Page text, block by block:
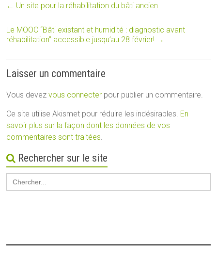
← Un site pour la réhabilitation du bâti ancien
Le MOOC “Bâti existant et humidité : diagnostic avant
réhabilitation” accessible jusqu’au 28 février! →
Laisser un commentaire
Vous devezvous connecter pour publier un commentaire.
Ce site utilise Akismet pour réduire les indésirables. En
savoir plus sur la façon dont les données de vos
commentaires sont traitées
Rechercher sur le site
Search
for: